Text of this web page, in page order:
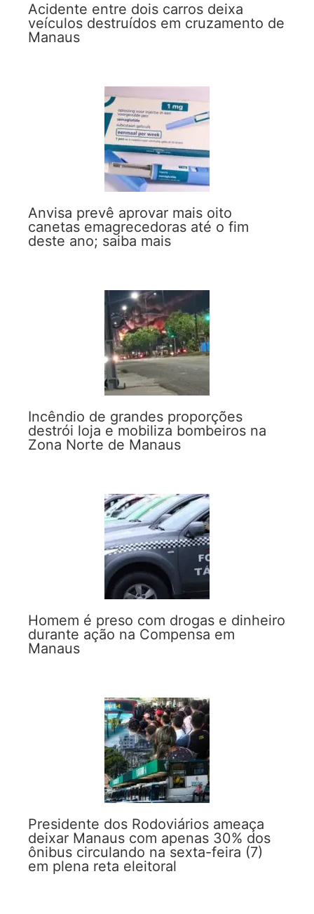
Acidente entre dois carros deixa
veículos destruídos em cruzamento de
Manaus
Anvisa prevê aprovar mais oito
canetas emagrecedoras até o fim
deste ano; saiba mais
Incêndio de grandes proporções
destrói loja e mobiliza bombeiros na
Zona Norte de Manaus
Homem é preso com drogas e dinheiro
durante ação na Compensa em
Manaus
Presidente dos Rodoviários ameaça
deixar Manaus com apenas 30% dos
ônibus circulando na sexta-feira (7)
em plena reta eleitoral